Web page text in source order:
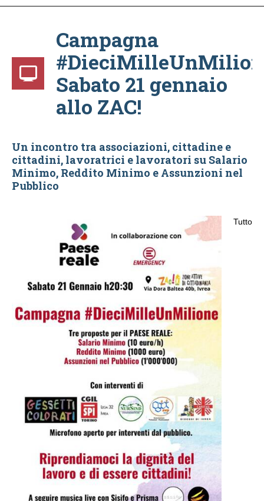
Campagna
Sabato 21 gennaio
allo ZAC!
Un incontro tra associazioni, cittadine e
cittadini, lavoratrici e lavoratori su Salario
Minimo, Reddito Minimo e Assunzioni nel
Pubblico
Tutto